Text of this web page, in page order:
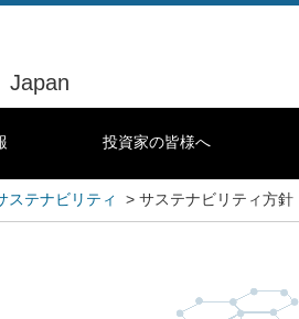
Japan
投資家の皆様へ
ステナビリティ > サステナビリティ方針